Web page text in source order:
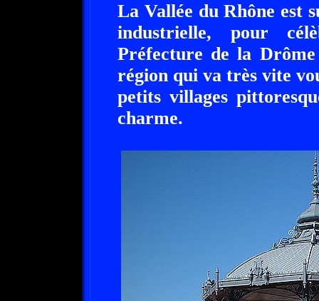
La Vallée du Rhône est
industrielle, pour
Préfecture de la
région qui va très vite
petits villages
charme.